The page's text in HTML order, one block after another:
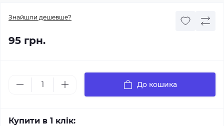
Знайшли дешевше?
95 грн.
До кошика
Купити в 1 клік: